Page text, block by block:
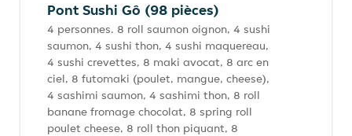
Pont Sushi Gô (98 pièces)
4 personnes. 8 roll saumon oignon, 4 sushi
saumon, 4 sushi thon, 4 sushi maquereau,
4 sushi crevettes, 8 maki avocat, 8 arc en
ciel, 8 futomaki (poulet, mangue, cheese),
4 sashimi saumon, 4 sashimi thon, 8 roll
banane fromage chocolat, 8 spring roll
poulet cheese, 8 roll thon piquant, 8